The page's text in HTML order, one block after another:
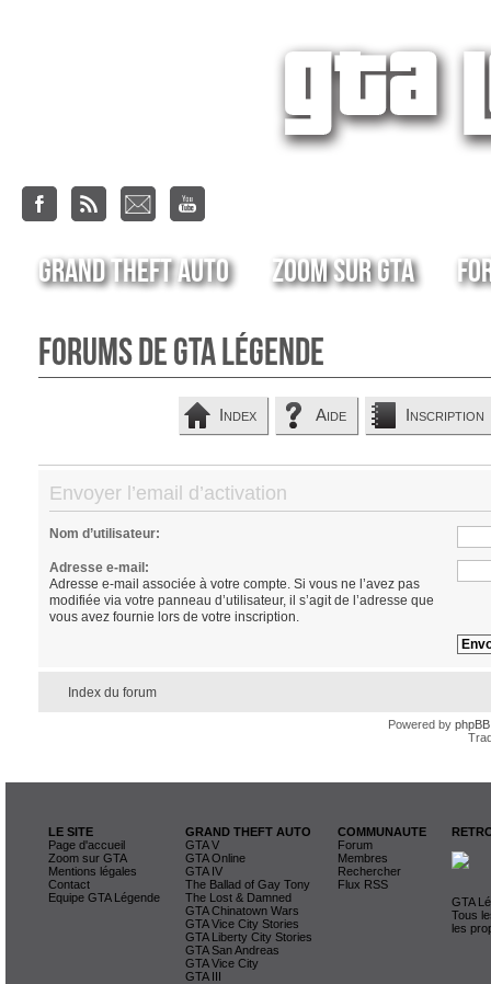
Grand Theft Auto Zoom sur GTA
Forums de GTA Légende
Index Aide Inscription
Envoyer l’email d’activation
Nom d’utilisateur:
Adresse e-mail:
Adresse e-mail associée à votre compte. Si vous ne l’avez pas
modifiée via votre panneau d’utilisateur, il s’agit de l’adresse que
vous avez fournie lors de votre inscription.
Index du forum
Powered by phpBB
LE SITE
Page d'accueil
Zoom sur GTA
Mentions légales
Contact
Equipe GTA Légende
GRAND THEFT AUTO
GTA V
GTA Online
GTA IV
The Ballad of Gay Tony
The Lost & Damned
GTA Chinatown Wars
GTA Vice City Stories
GTA Liberty City Stories
GTA San Andreas
GTA Vice City
GTA III
COMMUNAUTE
Forum
Membres
Rechercher
Flux RSS
GTA
Tous
les